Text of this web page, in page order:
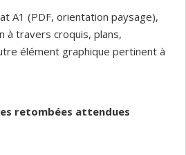
A1 (PDF, orientation paysage),
à travers croquis, plans,
élément graphique pertinent à
retombées attendues